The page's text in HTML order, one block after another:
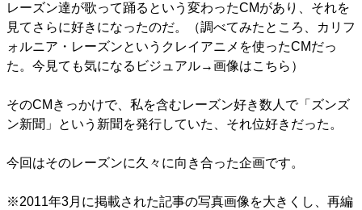
レーズン達が歌って踊るという変わったCMがあり、それを
見てさらに好きになったのだ。（調べてみたところ、カリフ
ォルニア・レーズンというクレイアニメを使ったCMだっ
た。今見ても気になるビジュアル→画像はこちら ）
そのCMきっかけで、私を含むレーズン好き数人で「ズンズ
ン新聞」という新聞を発行していた、それ位好きだった。
今回はそのレーズンに久々に向き合った企画です。
※2011年3月に掲載された記事の写真画像を大きくし、再編